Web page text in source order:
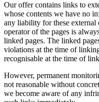
Our offer contains links to
whose contents we have no
any liability for these external
operator of the pages is
linked pages. The linked
violations at the time of
recognisable at the time of
However, permanent
not reasonable without
we become aware of any